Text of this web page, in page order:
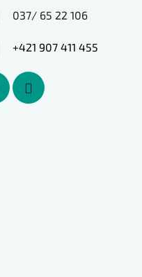
037/ 65 22 106
+421 907 411 455